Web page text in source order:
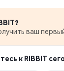
ваш
к RIBBIT